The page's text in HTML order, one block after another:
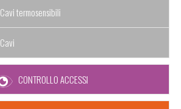
Cavi termosensibili
Cavi
CONTROLLO ACCESSI